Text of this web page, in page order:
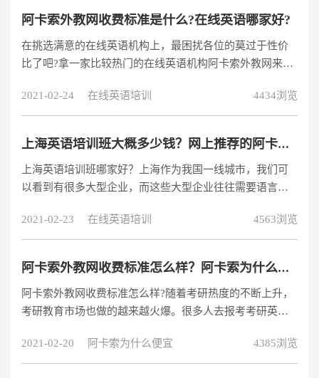
阿卡索外教网收费标准是什么?在线英语哪家好?
在挑选满意的在线英语机构上，最困扰各位的莫过于性价
比了吧?拿一家比较热门的在线英语机构阿卡索外教网来
过4000万节高品质外教课。算是一家人气比较高的在线英
语机构，这里不免好奇道：阿卡索外教网收费标准是什么?
2021-02-24 在线英语培训 4434浏览
上海英语培训班大概多少钱？网上推荐的阿卡索外教网收费贵吗？
上海英语培训班哪家好？上海作为我国一线城市，我们可
以看到有很多大型企业，而这些大型企业往往需要语言技
只要你能说一口流利的英语口语，就不怕在上海没有立足
之地。但是大家在挑选自己心仪的英语培训班时，总会关
就作为一个过来人，给大家分享下我的看法，希望对大家
有所帮助。对于这个问题，不同地区的英语培训班所需要
的价格都是不同的，毕竟影响英语培训班的因
2021-02-23 在线英语培训 4563浏览
阿卡索外教网收费标准怎么样？阿卡索为什么便宜？
阿卡索外教网收费标准怎么样?随着考研热度的不断上升，
考研教育市场也做的越来越火爆。很多人去报考考研英语
一个就是很多考研英语培训机构承诺不过退费。对于考研
党来说考过当然是心里最大的愿景。阿卡索外教网收费标
2021-02-20 阿卡索为什么便宜 4385浏览